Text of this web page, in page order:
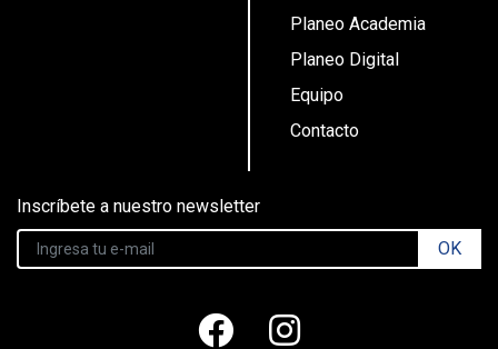
Planeo Academia
Planeo Digital
Equipo
Contacto
Inscríbete a nuestro newsletter
OK